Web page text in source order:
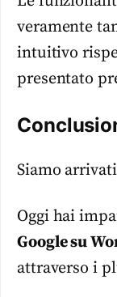
veramente
intuitivo
presentato
Siamo
Oggi hai
Google su
attraverso i